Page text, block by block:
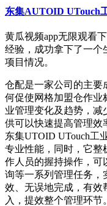
东集AUTOID UTouch
黄瓜视频app无限观看下
经验，成功拿下了一个
项目情况。
仓配是一家公司的主要成
何促使网格加盟仓作业
业管理变化及趋势，减
供可以快速提高管理效率
东集UTOID UTouch工业
专业性能，同时
作人员的握持操作，可
询等一系列管理任务
效、无误地完成，
入，提效整个管理环节。